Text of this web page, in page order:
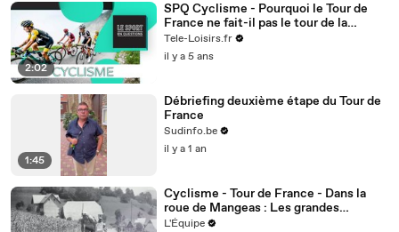
2:02
SPQ Cyclisme - Pourquoi le Tour de
France ne fait-il pas le tour de la
France ?
Tele-Loisirs.fr
il y a 5 ans
1:45
Débriefing deuxième étape du Tour de
France
Sudinfo.be
il y a 1 an
Cyclisme - Tour de France - Dans la
roue de Mangeas : Les grandes
échappées
L'Équipe